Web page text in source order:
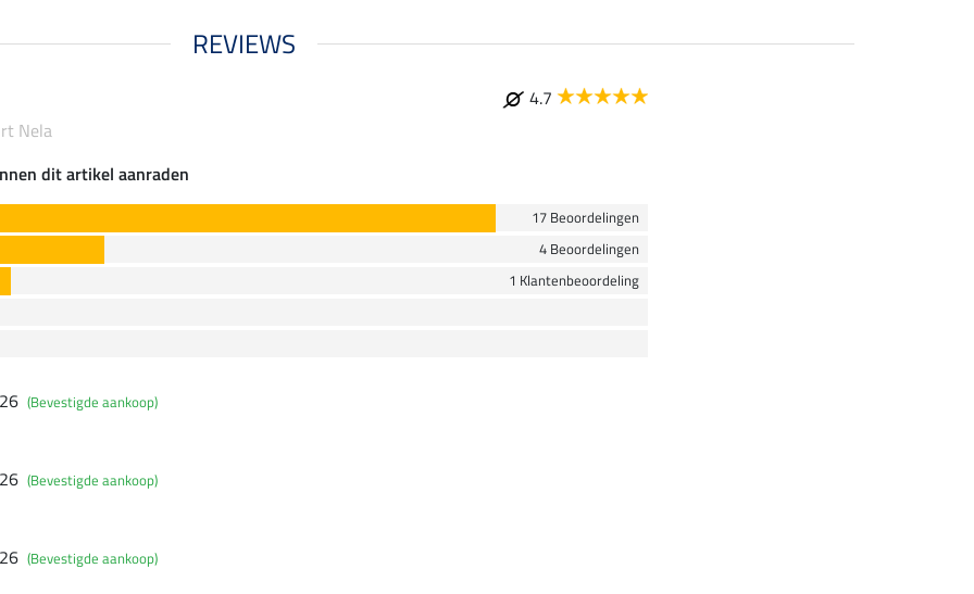
REVIEWS
4.7
Nela
dit artikel aanraden
17 Beoordelingen
4 Beoordelingen
1 Klantenbeoordeling
(Bevestigde aankoop)
(Bevestigde aankoop)
(Bevestigde aankoop)